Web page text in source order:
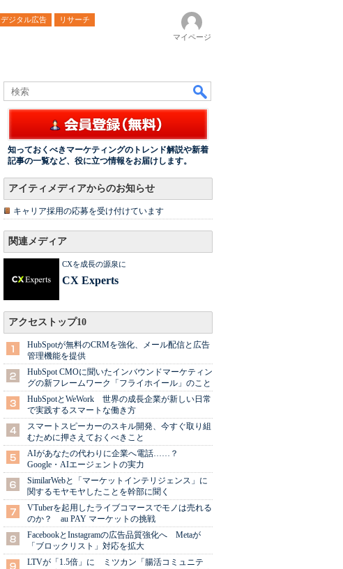
デジタル広告
リサーチ
マイページ
知っておくべきマーケティングのトレンド解説や新着
記事の一覧など、役に立つ情報をお届けします。
アイティメディアからのお知らせ
キャリア採用の応募を受け付けています
関連メディア
CXを成長の源泉に
CX Experts
アクセストップ10
HubSpotが無料のCRMを強化、メール配信と広告
管理機能を提供
HubSpot CMOに聞いたインバウンドマーケティン
グの新フレームワーク「フライホイール」のこと
HubSpotとWeWork 世界の成長企業が新しい日常
で実践するスマートな働き方
スマートスピーカーのスキル開発、今すぐ取り組
むために押さえておくべきこと
AIがあなたの代わりに企業へ電話……？
Google・AIエージェントの実力
SimilarWebと「マーケットインテリジェンス」に
関するモヤモヤしたことを幹部に聞く
VTuberを起用したライブコマースでモノは売れる
のか？ au PAY マーケットの挑戦
FacebookとInstagramの広告品質強化へ Metaが
「ブロックリスト」対応を拡大
LTVが「1.5倍」に ミツカン「腸活コミュニテ